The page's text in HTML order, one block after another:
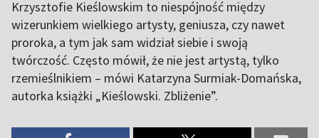
Krzysztofie Kieślowskim to niespójność między
wizerunkiem wielkiego artysty, geniusza, czy nawet
proroka, a tym jak sam widział siebie i swoją
twórczość. Często mówił, że nie jest artystą, tylko
rzemieślnikiem – mówi Katarzyna Surmiak-Domańska,
autorka książki „Kieślowski. Zbliżenie”.